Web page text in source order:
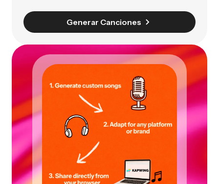
Generar Canciones